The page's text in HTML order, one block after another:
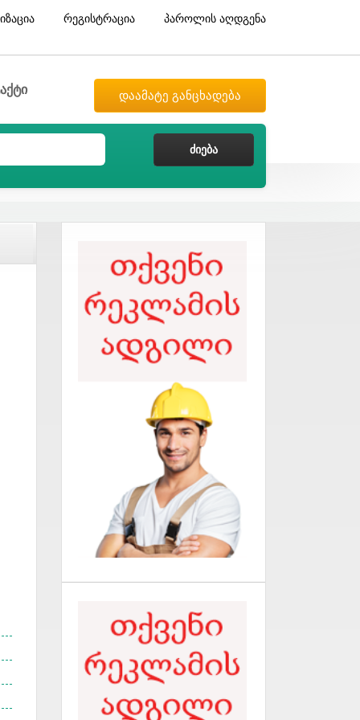
რეგისტრაცია პაროლის აღდგენა
დაამატე განცხადება